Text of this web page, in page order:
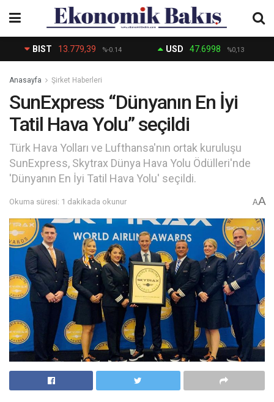
BIST 13.779,39 %-0.14 USD 47.6998 %0,13
Anasayfa Şirket Haberleri
SunExpress “Dünyanın En İyi
Tatil Hava Yolu” seçildi
Türk Hava Yolları ve Lufthansa'nın ortak kuruluşu
SunExpress, Skytrax Dünya Hava Yolu Ödülleri'nde
'Dünyanın En İyi Tatil Hava Yolu' seçildi.
Okuma süresi: 1 dakikada okunur AA